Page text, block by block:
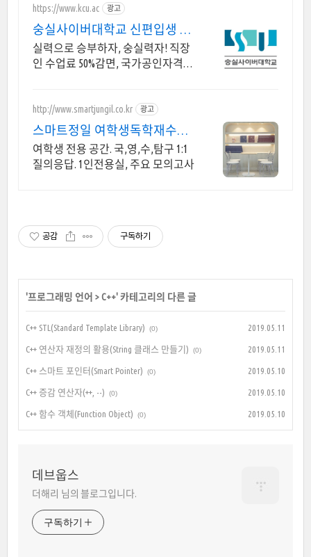
https://www.kcu.ac 광고
숭실사이버대학교 신편입생 모
집 중!
실력으로 승부하자, 숭실력자! 직장
인 수업료 50%감면, 국가공인자격증
사이버대학교!
http://www.smartjungil.co.kr 광고
스마트정일 여학생독학재수학
원
여학생 전용 공간. 국,영,수,탐구 1:1
질의응답. 1인전용실, 주요 모의고사
공감 구독하기
'프로그래밍 언어 >C++' 카테고리의 다른 글
C++ STL(Standard Template Library) (0) 2019.05.11
C++ 연산자 재정의 활용(String 클래스 만들기) (0) 2019.05.11
C++ 스마트 포인터(Smart Pointer) (0) 2019.05.10
C++ 증감 연산자(++, --) (0) 2019.05.10
C++ 함수 객체(Function Object) (0) 2019.05.10
데브웁스
더해리 님의 블로그입니다.
구독하기